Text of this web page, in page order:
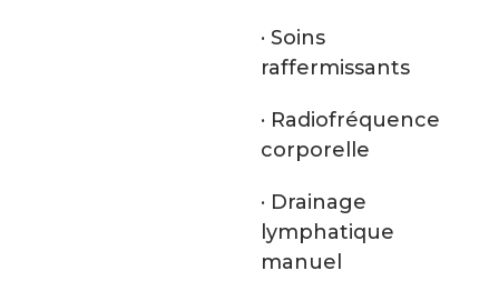
· Soins
raffermissants
· Radiofréquence
corporelle
· Drainage
lymphatique
manuel